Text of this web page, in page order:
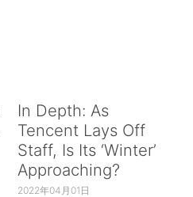
In Depth: As
Tencent Lays Off
Staff, Is Its ‘Winter’
Approaching?
2022年04月01日